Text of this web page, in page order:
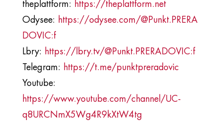
theplattform:
https://theplattform.net
Odysee:
https://odysee.com/@Punkt.PRERA
DOVIC:f
Lbry:
https://lbry.tv/@Punkt.PRERADOVIC:f
Telegram:
https://t.me/punktpreradovic
Youtube:
https://www.youtube.com/channel/UC-
q8URCNmX5Wg4R9kXtW4tg